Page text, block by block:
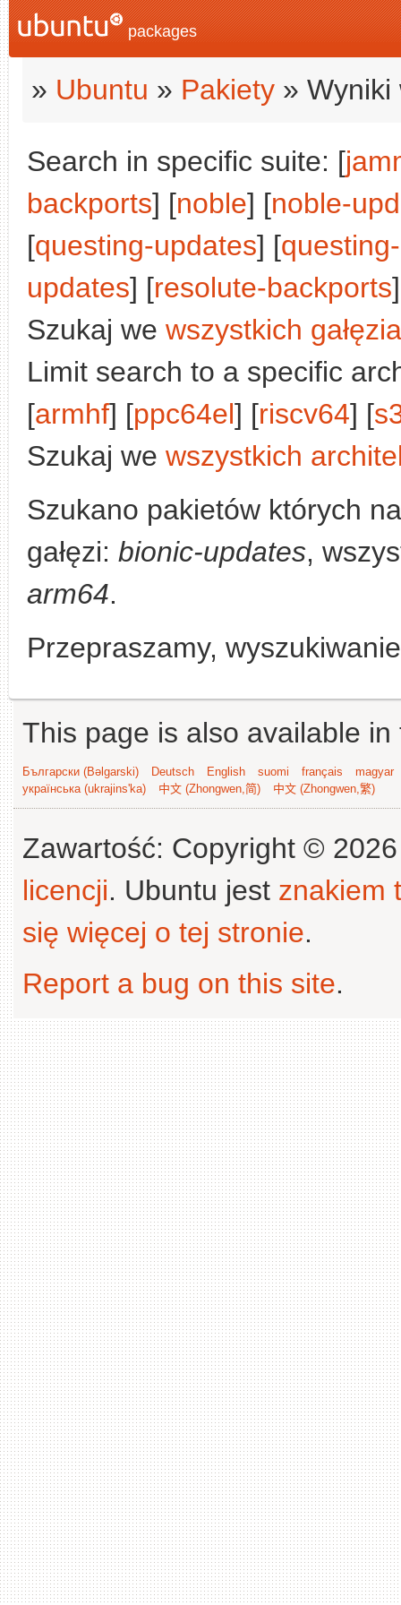
packages
» Ubuntu » Pakiety » Wyniki
Search in specific suite: [
backports] [noble] [noble-
[questing-updates] [
updates] [resolute-backports
Szukaj we wszystkich
Limit search to a specific
[armhf] [ppc64el] [riscv64] [
Szukaj we wszystkich
Szukano pakietów których
gałęzi: bionic-updates,
arm64.
Przepraszamy,
This page is also available
Български (Bəlgarski) Deutsch English suomi français
magyar
українська (ukrajins'ka)
中文 (Zhongwen,简) 中文 (Zhongwen,繁)
Zawartość: Copyright ©
licencji. Ubuntu jest znakiem
się więcej o tej stronie.
Report a bug on this site.